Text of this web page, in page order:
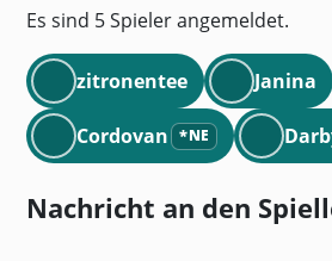
Es sind 5 Spieler angemeldet.
zitronentee Janina
Cordovan *NE
Nachricht an den